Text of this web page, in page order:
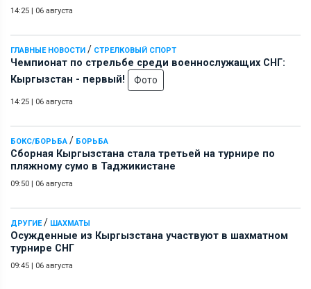
14:25 | 06 августа
ГЛАВНЫЕ НОВОСТИ / СТРЕЛКОВЫЙ СПОРТ
Чемпионат по стрельбе среди военнослужащих СНГ:
Кыргызстан - первый!
Фото
14:25 | 06 августа
БОКС/БОРЬБА / БОРЬБА
Сборная Кыргызстана стала третьей на турнире по
пляжному сумо в Таджикистане
09:50 | 06 августа
ДРУГИЕ/ ШАХМАТЫ
Осужденные из Кыргызстана участвуют в шахматном
турнире СНГ
09:45 | 06 августа